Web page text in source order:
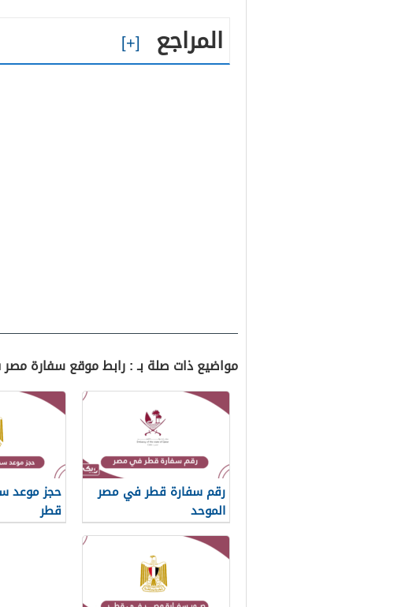
المراجع
مواضيع ذات صلة بـ : رابط موقع سفارة
رقم سفارة قطر في مصر
الموحد
حجز موعد
قطر